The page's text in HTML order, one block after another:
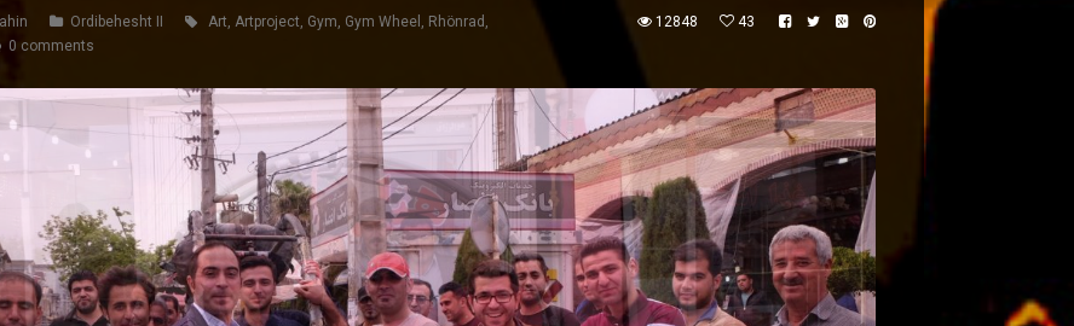
Ordibehesht II Art, Artproject, Gym, Gym Wheel , Rhönrad ,
0 comments
12848 43